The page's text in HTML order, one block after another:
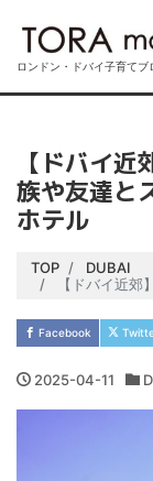
ロンドン・ドバイ子育てブ
【ドバイ
族や友達と
ホテル
TOP
DUBAI
【ドバイ近郊】ビー
Facebook
2025-04-11